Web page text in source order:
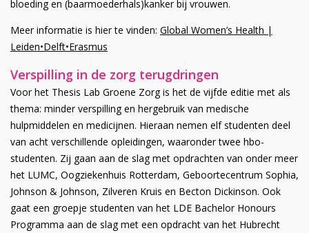
bloeding en (baarmoederhals)kanker bij vrouwen.
Meer informatie is hier te vinden: Global Women’s Health |
Leiden•Delft•Erasmus
Verspilling in de zorg terugdringen
Voor het Thesis Lab Groene Zorg is het de vijfde editie met als
thema: minder verspilling en hergebruik van medische
hulpmiddelen en medicijnen. Hieraan nemen elf studenten deel
van acht verschillende opleidingen, waaronder twee hbo-
studenten. Zij gaan aan de slag met opdrachten van onder meer
het LUMC, Oogziekenhuis Rotterdam, Geboortecentrum Sophia,
Johnson & Johnson, Zilveren Kruis en Becton Dickinson. Ook
gaat een groepje studenten van het LDE Bachelor Honours
Programma aan de slag met een opdracht van het Hubrecht